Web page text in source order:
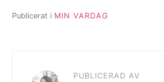
Publicerat i MIN VARDAG
PUBLICERAD AV